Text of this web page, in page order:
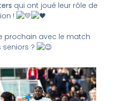
qui ont joué leur rôle de
!
prochain avec le match
?